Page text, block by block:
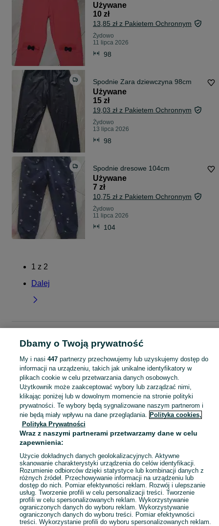
Używane
10 zł
13,85 zł z Pakietem Ochronnym
Żydowo
11 lipca 2026
98
Spodnie Zara dziewczyna 98cm
Używane
15 zł
19,03 zł z Pakietem Ochronnym
Żydowo
13 lipca 2026
98
Spodnie dresowe 104cm
Używane
7 zł
10,75 zł z Pakietem Ochronnym
Żydowo
11 lipca 2026
104
1 z 2
Dalej
Spodnie
Spodnie - Wielkopolskie Spodnie - Żydowo
KATEGORIA
garnitur dla dziewczynki spodnie dzwony dla dziewczynki , strójZobacz
Mapa kategorii
Mapa miejscowości
Mapa ministron
Popularne wyszukiwania
Dbamy o Twoją prywatność
My i nasi 447partnerzy przechowujemy lub uzyskujemy dostęp do
informacji na urządzeniu, takich jak unikalne identyfikatory w
plikach cookie w celu przetwarzania danych osobowych.
Użytkownik może zaakceptować wybory lub zarządzać nimi,
klikając poniżej lub w dowolnym momencie na stronie polityki
prywatności. Te wybory będą sygnalizowane naszym partnerom i
nie będą miały wpływu na dane przeglądania. Polityka cookies,
Polityka Prywatności
Wraz z naszymi partnerami przetwarzamy dane w celu
zapewnienia:
Użycie dokładnych danych geolokalizacyjnych. Aktywne
skanowanie charakterystyki urządzenia do celów identyfikacji.
Rozumienie odbiorców dzięki statystyce lub kombinacji danych z
różnych źródeł. Przechowywanie informacji na urządzeniu lub
dostęp do nich. Pomiar efektywności reklam. Rozwój i ulepszanie
usług. Tworzenie profili w celu personalizacji treści. Tworzenie
profili w celu spersonalizowanych reklam. Wykorzystywanie
ograniczonych danych do wyboru reklam. Wykorzystywanie
ograniczonych danych do wyboru treści. Pomiar efektywności
treści. Wykorzystanie profili do wyboru spersonalizowanych reklam.